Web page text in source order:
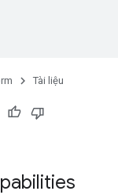
Tài liệu